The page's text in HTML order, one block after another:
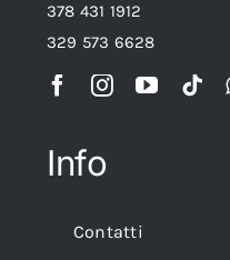
378 431 1912
329 573 6628
Info
Contatti